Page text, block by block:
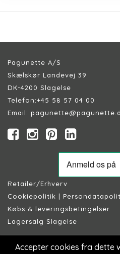
Pagunette A/S
Skælskør Landevej 39
DK-4200 Slagelse
Telefon:+45 58 57 04 00
Email:
Retailer/Erhverv
Cookiepolitik |
Købs & leveringsbetingelser
Lagersalg Slagelse
Accepter cookies fra dette